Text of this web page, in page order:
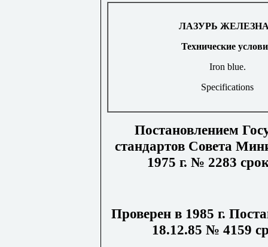
ЛАЗУРЬ
Технические
Iron blue.
Specifications
Постановлением
стандартов Совета
1975 г. № 2283
Проверен в 1985 г.
18.12.85 № 4159